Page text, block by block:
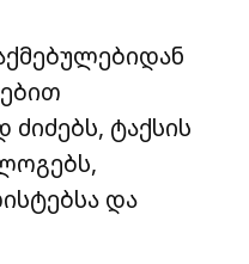
ტაქსის
და